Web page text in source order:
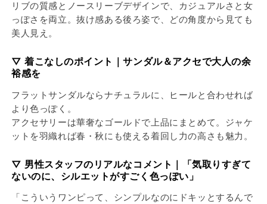
リブの質感とノースリーブデザインで、カジュアルさと女
っぽさを両立。抜け感ある後ろ姿で、どの角度から見ても
美人見え。
▽ 着こなしのポイント｜サンダル＆アクセで大人の余
裕感を
フラットサンダルならナチュラルに、ヒールと合わせれば
より色っぽく。
アクセサリーは華奢なゴールドで上品にまとめて。ジャケ
ットを羽織れば春・秋にも使える着回し力の高さも魅力。
▽ 男性スタッフのリアルなコメント｜「気取りすぎて
ないのに、シルエットがすごく色っぽい」
「こういうワンピって、シンプルなのにドキッとするんで